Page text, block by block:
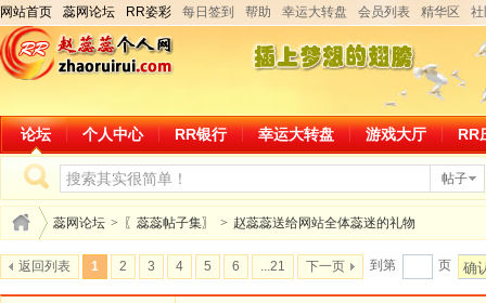
网站首页 蕊网论坛 RR姿彩 每日签到 帮助 幸运大转盘 会员列表 精华区
论坛 个人中心 RR银行 幸运大转盘 游戏大厅 RR
帖子
蕊网论坛 > 〖蕊蕊帖子集〗 > 赵蕊蕊送给网站全体蕊迷的礼物
返回列表 1 2 3 4 5 6 ...21 下一页 到第 页 确